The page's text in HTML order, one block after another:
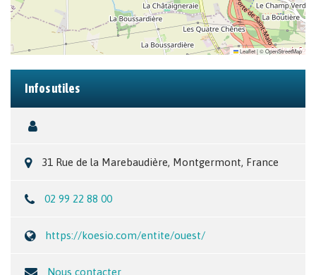
Leaflet|©OpenStreetMap
Infos utiles
31 Rue de la Marebaudière, Montgermont, France
02 99 22 88 00
https://koesio.com/entite/ouest/
Nous contacter